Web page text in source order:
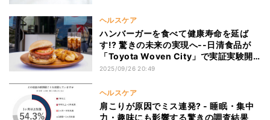
ヘルスケア
ハンバーガーを食べて健康寿命を延ば
す!? 驚きの未来の実現へ--日清食品が
「Toyota Woven City」で実証実験開
始＜静岡・裾野市＞
2025/09/26 20:49
ヘルスケア
肩こりが原因でミス連発? - 睡眠・集中
力・趣味にも影響する驚きの調査結果